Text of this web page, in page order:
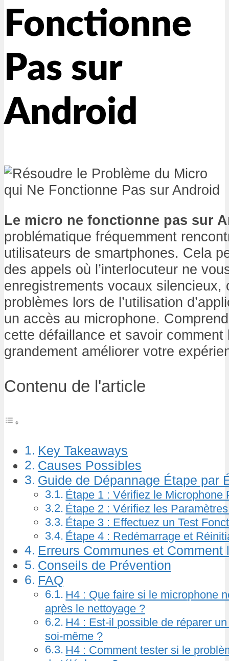
Fonctionne
Pas sur
Android
Le micro ne fonctionne pas sur
problématique fréquemment
utilisateurs de smartphones. Cela
des appels où l’interlocuteur ne
enregistrements vocaux silencieux,
problèmes lors de l’utilisation
un accès au microphone.
cette défaillance et savoir comment
grandement améliorer votre
Contenu de l'article
Key Takeaways
Causes Possibles
Guide de Dépannage Étape par
Étape 1 : Vérifiez le Microphone
Étape 2 : Vérifiez les
Étape 3 : Effectuez un Test
Étape 4 : Redémarrage et
Erreurs Communes et Comment
Conseils de Prévention
FAQ
H4 : Que faire si le microphone
après le nettoyage ?
H4 : Est-il possible de réparer
soi-même ?
H4 : Comment tester si le